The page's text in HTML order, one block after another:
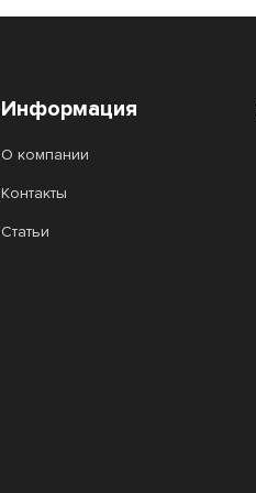
Информация
О компании
Контакты
Статьи